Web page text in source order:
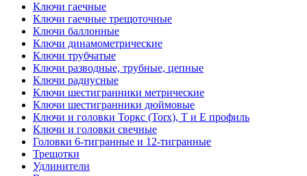
Ключи гаечные
Ключи гаечные трещоточные
Ключи баллонные
Ключи динамометрические
Ключи трубчатые
Ключи разводные, трубные, цепные
Ключи радиусные
Ключи шестигранники метрические
Ключи шестигранники дюймовые
Ключи и головки Торкс (Torx), Т и Е профиль
Ключи и головки свечные
Головки 6-тигранные и 12-тигранные
Трещотки
Удлинители